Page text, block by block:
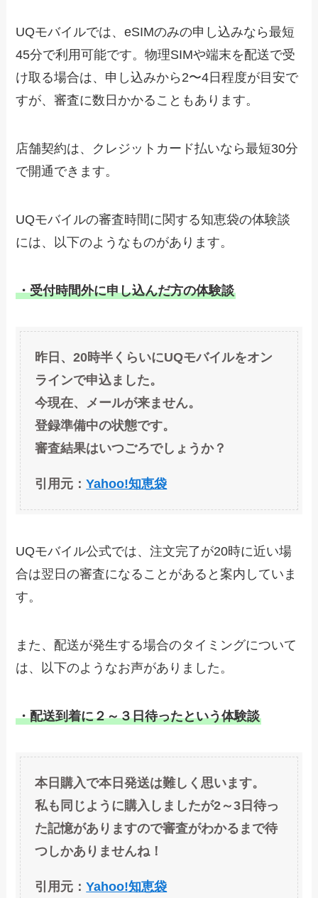
UQモバイルでは、eSIMのみの申し込みなら最短
45分で利用可能です。物理SIMや端末を配送で受
け取る場合は、申し込みから2〜4日程度が目安で
すが、審査に数日かかることもあります。
店舗契約は、クレジットカード払いなら最短30分
で開通できます。
UQモバイルの審査時間に関する知恵袋の体験談
には、以下のようなものがあります。
・受付時間外に申し込んだ方の体験談
昨日、20時半くらいにUQモバイルをオン
ラインで申込ました。
今現在、メールが来ません。
登録準備中の状態です。
審査結果はいつごろでしょうか？
引用元：Yahoo!知恵袋
UQモバイル公式では、注文完了が20時に近い場
合は翌日の審査になることがあると案内していま
す。
また、配送が発生する場合のタイミングについて
は、以下のようなお声がありました。
・配送到着に２～３日待ったという体験談
本日購入で本日発送は難しく思います。
私も同じように購入しましたが2～3日待っ
た記憶がありますので審査がわかるまで待
つしかありませんね！
引用元：Yahoo!知恵袋